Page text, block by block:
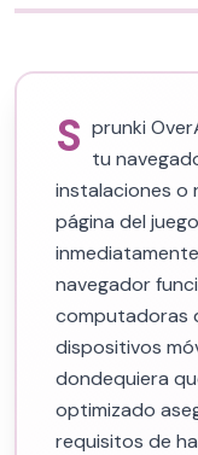
S prunki
tu
instalaciones o
página del
navegador
computadoras
dispositivos
dondequiera
optimizado
requisitos de